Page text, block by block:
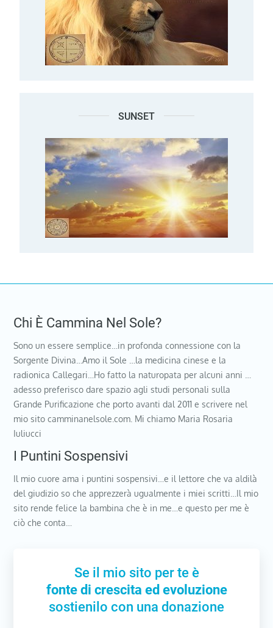
SUNSET
Chi È Cammina Nel Sole?
Sono un essere semplice…in profonda connessione con la
Sorgente Divina…Amo il Sole …la medicina cinese e la
radionica Callegari…Ho fatto la naturopata per alcuni anni …
adesso preferisco dare spazio agli studi personali sulla
Grande Purificazione che porto avanti dal 2011 e scrivere nel
mio sito camminanelsole.com. Mi chiamo Maria Rosaria
Iuliucci
I Puntini Sospensivi
Il mio cuore ama i puntini sospensivi…e il lettore che va aldilà
del giudizio so che apprezzerà ugualmente i miei scritti…Il mio
sito rende felice la bambina che è in me…e questo per me è
ciò che conta…
Se il mio sito per te è
fonte di crescita ed evoluzione
sostienilo con una donazione